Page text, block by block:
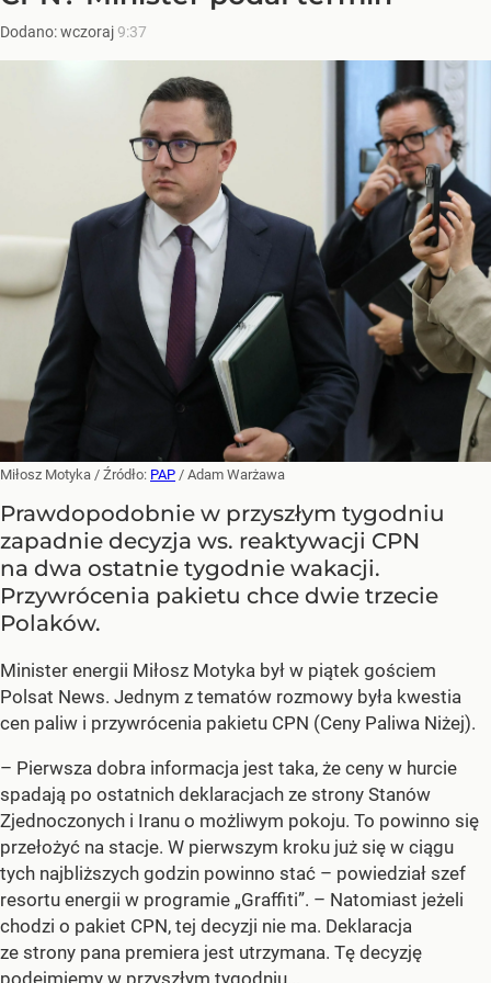
Dodano:wczoraj9:37
Miłosz Motyka / Źródło: PAP / Adam Warżawa
Prawdopodobnie w przyszłym tygodniu
zapadnie decyzja ws. reaktywacji CPN
na dwa ostatnie tygodnie wakacji.
Przywrócenia pakietu chce dwie trzecie
Polaków.
Minister energii Miłosz Motyka był w piątek gościem
Polsat News. Jednym z tematów rozmowy była kwestia
cen paliw i przywrócenia pakietu CPN (Ceny Paliwa Niżej).
– Pierwsza dobra informacja jest taka, że ceny w hurcie
spadają po ostatnich deklaracjach ze strony Stanów
Zjednoczonych i Iranu o możliwym pokoju. To powinno się
przełożyć na stacje. W pierwszym kroku już się w ciągu
tych najbliższych godzin powinno stać – powiedział szef
resortu energii w programie „Graffiti”. – Natomiast jeżeli
chodzi o pakiet CPN, tej decyzji nie ma. Deklaracja
ze strony pana premiera jest utrzymana. Tę decyzję